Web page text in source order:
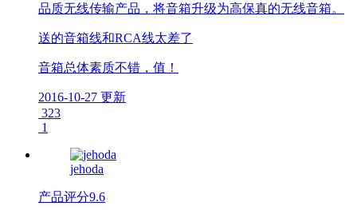
品质无线传输产品，将音箱升级为高保真的无线音箱。
送的音箱线和RCA线太差了
音箱总体素质不错，值！
2016-10-27 更新
323
1
jehoda
产品评分9.6